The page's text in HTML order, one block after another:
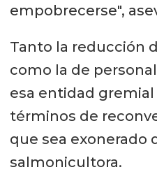
empobrecerse",
Tanto la reducción
como la de
esa entidad
términos de
que sea exonerado
salmonicultora.